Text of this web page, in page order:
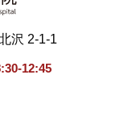
沢 2-1-1
12:45